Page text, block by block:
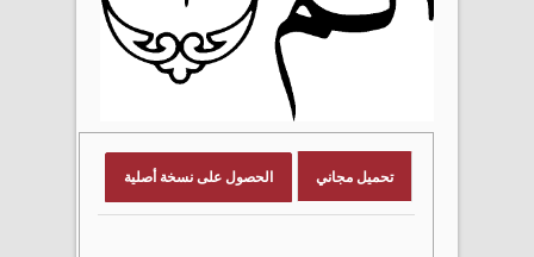
تحميل مجاني الحصول على نسخة أصلية